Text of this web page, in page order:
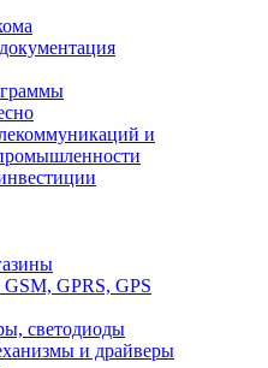
и
GPRS, GPS
светодиоды
и драйверы